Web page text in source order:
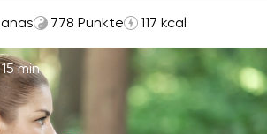
778 Punkte 117 kcal
15 min